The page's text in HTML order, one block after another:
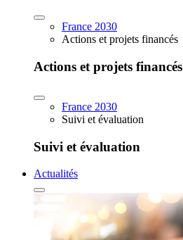
France 2030
Actions et projets financés
Actions et projets financés
France 2030
Suivi et évaluation
Suivi et évaluation
Actualités